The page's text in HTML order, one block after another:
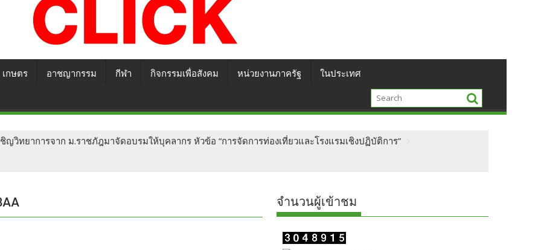
เกษตร อาชญากรรม กีฬา กิจกรรมเพื่อสังคม หน่วยงานภาครัฐ ในประเทศ
ญวิทยาการจาก ม.ราชภัฎมาจัดอบรมให้บุคลากร หัวข้อ “การจัดการท่องเที่ยวและโรงแรมเชิงปฏิบัติการ”
จำนวนผู้เข้าชม